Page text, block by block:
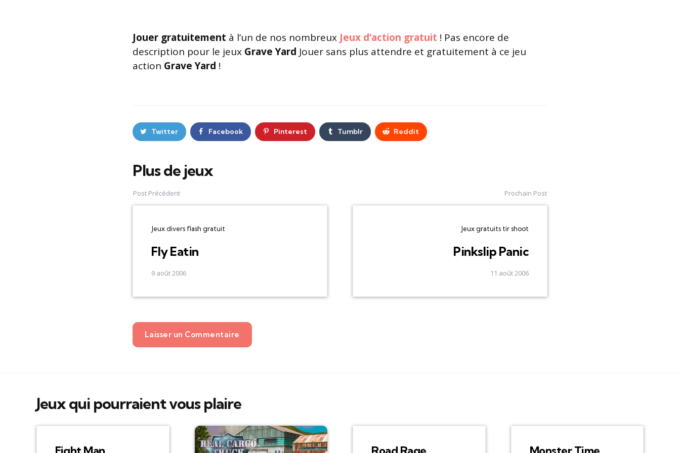
Jouer gratuitement à l’un de nos nombreux Jeux d’action gratuit ! Pas encore de
description pour le jeux Grave Yard Jouer sans plus attendre et gratuitement à ce jeu
action Grave Yard !
Twitter Facebook Pinterest Tumblr Reddit
Plus de jeux
Post
navigation
Post Précédent
Jeux divers flash gratuit
Fly Eatin
9 août 2006
Prochain Post
Jeux gratuits tir shoot
Pinkslip Panic
11 août 2006
Laisser un Commentaire
Jeux qui pourraient vous plaire